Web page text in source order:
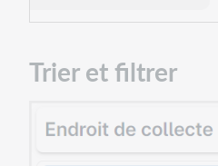
Trier et filtrer